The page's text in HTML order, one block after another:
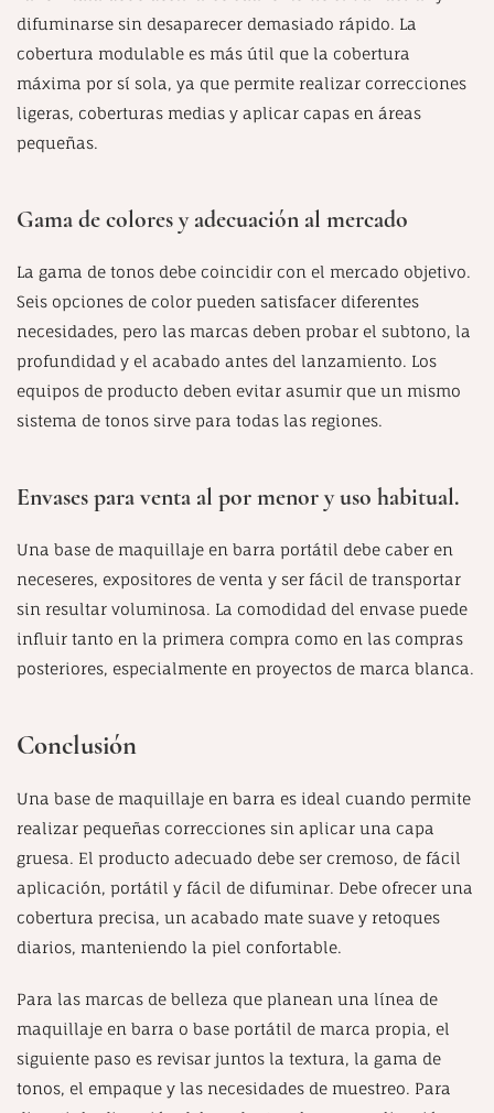
difuminarse sin desaparecer demasiado rápido. La
cobertura modulable es más útil que la cobertura
máxima por sí sola, ya que permite realizar correcciones
ligeras, coberturas medias y aplicar capas en áreas
pequeñas.
Gama de colores y adecuación al mercado
La gama de tonos debe coincidir con el mercado objetivo.
Seis opciones de color pueden satisfacer diferentes
necesidades, pero las marcas deben probar el subtono, la
profundidad y el acabado antes del lanzamiento. Los
equipos de producto deben evitar asumir que un mismo
sistema de tonos sirve para todas las regiones.
Envases para venta al por menor y uso habitual.
Una base de maquillaje en barra portátil debe caber en
neceseres, expositores de venta y ser fácil de transportar
sin resultar voluminosa. La comodidad del envase puede
influir tanto en la primera compra como en las compras
posteriores, especialmente en proyectos de marca blanca.
Conclusión
Una base de maquillaje en barra es ideal cuando permite
realizar pequeñas correcciones sin aplicar una capa
gruesa. El producto adecuado debe ser cremoso, de fácil
aplicación, portátil y fácil de difuminar. Debe ofrecer una
cobertura precisa, un acabado mate suave y retoques
diarios, manteniendo la piel confortable.
Para las marcas de belleza que planean una línea de
maquillaje en barra o base portátil de marca propia, el
siguiente paso es revisar juntos la textura, la gama de
tonos, el empaque y las necesidades de muestreo. Para